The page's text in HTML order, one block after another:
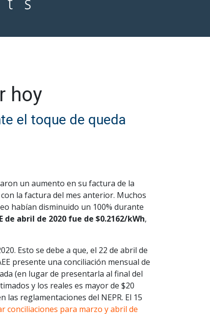
hoy
el toque de queda
un aumento en su factura de la
la factura del mes anterior. Muchos
habían disminuido un 100% durante
de abril de 2020 fue de $0.2162/kWh,
Esto se debe a que, el 22 de abril de
presente una conciliación mensual de
(en lugar de presentarla al final del
y los reales es mayor de $20
reglamentaciones del NEPR. El 15
conciliaciones para marzo y abril de